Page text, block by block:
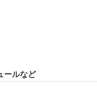
ールなど